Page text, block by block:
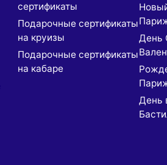
сертификаты
Подарочные сертификаты
на круизы
Подарочные сертификаты
на кабаре
День
День